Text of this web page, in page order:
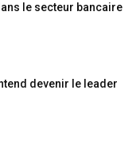
le secteur bancaire
devenir le leader